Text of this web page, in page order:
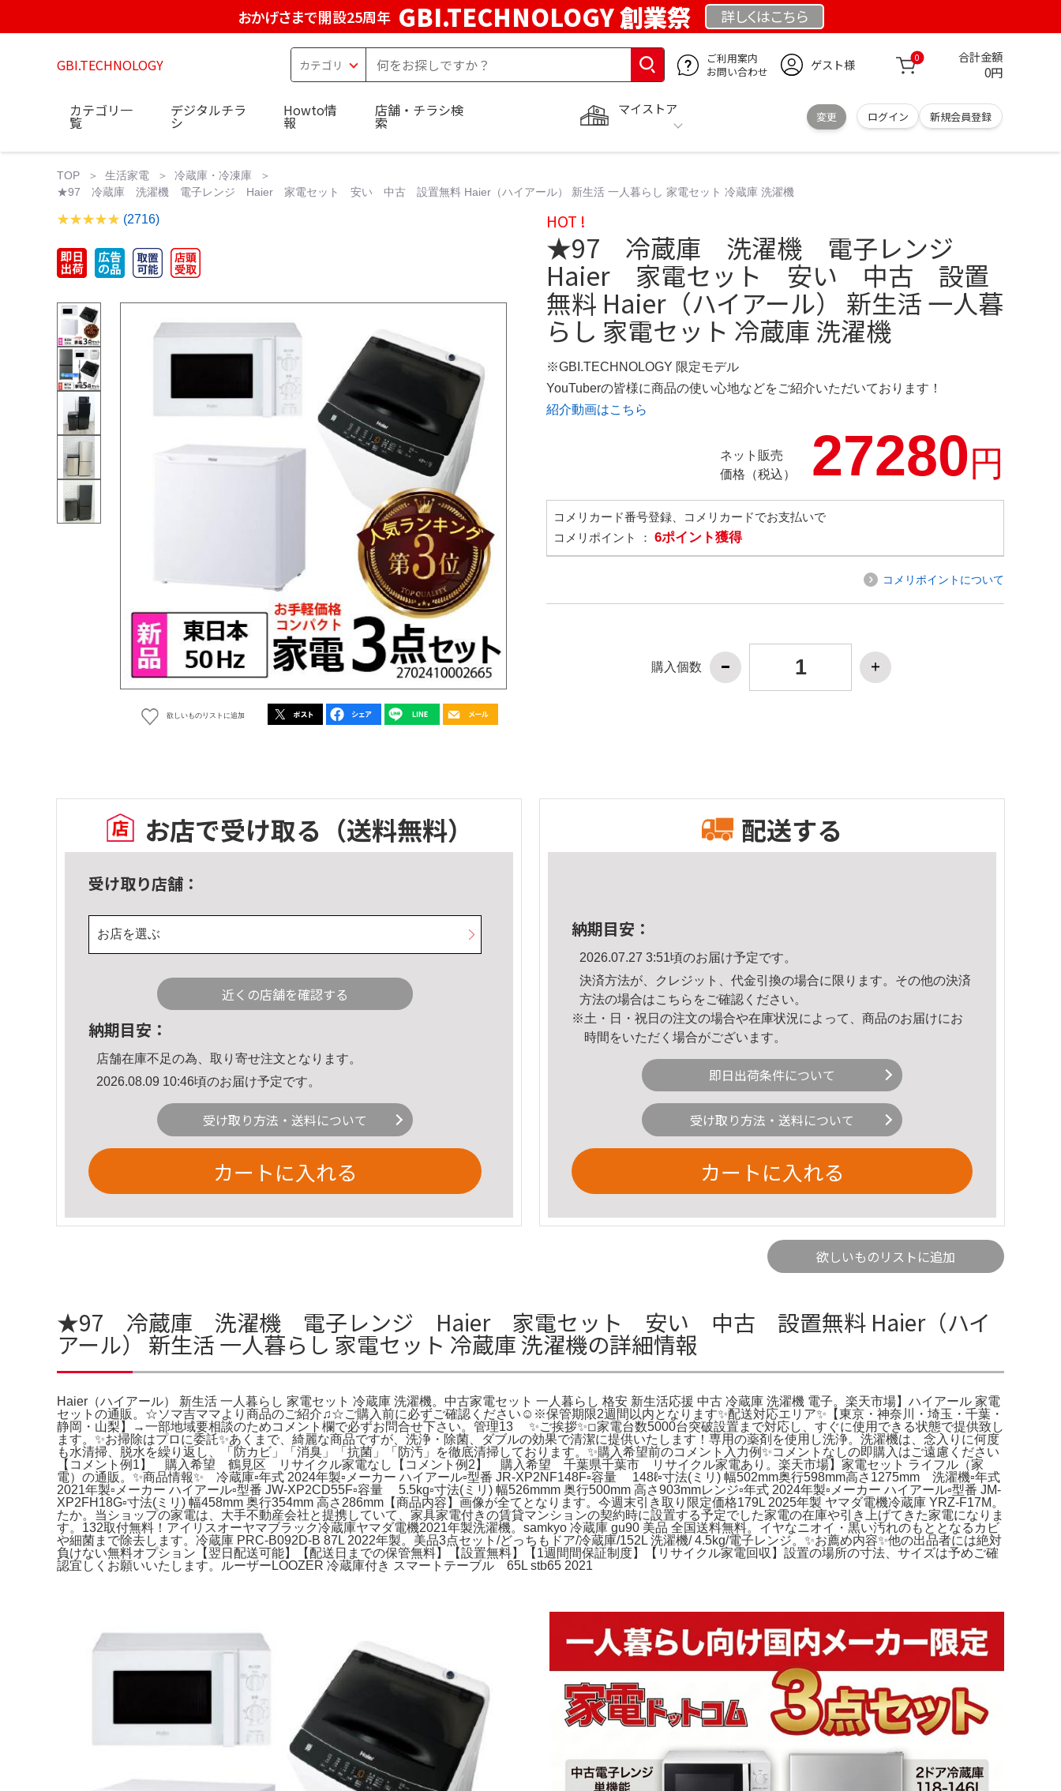
おかげさまで開設25周年 GBI.TECHNOLOGY 創業祭 詳しくはこちら
GBI.TECHNOLOGY
ご利用案内
お問い合わせ
ゲスト様 0 合計金額
0円
マイストア
変更 ログイン 新規会員登録
カテゴリ一
覧
デジタルチラ
シ
Howto情
報
店舗・チラシ検
索
TOP 生活家電
冷蔵庫・冷凍庫
★97 冷蔵庫 洗濯機 電子レンジ Haier 家電セット 安い 中古 設置無料 Haier（ハイアール） 新生活 一人暮らし 家電セット 冷蔵庫 洗濯機
(2716)
欲しいものリストに追加
HOT !
★97 冷蔵庫 洗濯機 電子レンジ
Haier 家電セット 安い 中古 設置
無料 Haier（ハイアール） 新生活 一人暮
らし 家電セット 冷蔵庫 洗濯機
※GBI.TECHNOLOGY 限定モデル
YouTuberの皆様に商品の使い心地などをご紹介いただいております！
紹介動画はこちら
ネット販売
価格（税込）
27280円
コメリカード番号登録、コメリカードでお支払いで
コメリポイント ： 6ポイント獲得
コメリポイントについて
購入個数
お店で受け取る （送料無料）
受け取り店舗：
お店を選ぶ
近くの店舗を確認する
納期目安：
店舗在庫不足の為、取り寄せ注文となります。
2026.08.09 10:46頃のお届け予定です。
受け取り方法・送料について
カートに入れる
配送する
納期目安：
2026.07.27 3:51頃のお届け予定です。
決済方法が、クレジット、代金引換の場合に限ります。その他の決済
方法の場合はこちら をご確認ください。
※土・日・祝日の注文の場合や在庫状況によって、商品のお届けにお
時間をいただく場合がございます。
即日出荷条件について
受け取り方法・送料について
カートに入れる
欲しいものリストに追加
★97 冷蔵庫 洗濯機 電子レンジ Haier 家電セット 安い 中古 設置無料 Haier（ハイ
アール） 新生活 一人暮らし 家電セット 冷蔵庫 洗濯機の詳細情報
Haier（ハイアール） 新生活 一人暮らし 家電セット 冷蔵庫 洗濯機。中古家電セット 一人暮らし 格安 新生活応援 中古 冷蔵庫 洗濯機 電子。楽天市場】ハイアール 家電
セットの通販。☆ソマ吉ママより商品のご紹介♫☆ご購入前に必ずご確認ください☺︎※保管期限2週間以内となります✨配送対応エリア✨【東京・神奈川・埼玉・千葉・
静岡・山梨】→一部地域要相談のためコメント欄で必ずお問合せ下さい。管理13 ✨ご挨拶✨◽︎家電台数5000台突破設置まで対応し、すぐに使用できる状態で提供致し
ます。✨お掃除はプロに委託✨あくまで、綺麗な商品ですが、洗浄・除菌、ダブルの効果で清潔に提供いたします！専用の薬剤を使用し洗浄。洗濯機は、念入りに何度
も水清掃、脱水を繰り返し、「防カビ」「消臭」「抗菌」「防汚」を徹底清掃しております。✨購入希望前のコメント入力例✨コメントなしの即購入はご遠慮ください
【コメント例1】 購入希望 鶴見区 リサイクル家電なし【コメント例2】 購入希望 千葉県千葉市 リサイクル家電あり。楽天市場】家電セット ライフル（家
電）の通販。✨商品情報✨ 冷蔵庫▫年式 2024年製▫メーカー ハイアール▫型番 JR-XP2NF148F▫容量 148ℓ▫寸法(ミリ) 幅502mm奥行598mm高さ1275mm 洗濯機▫年式
2021年製▫メーカー ハイアール▫型番 JW-XP2CD55F▫容量 5.5kg▫寸法(ミリ) 幅526mmm 奥行500mm 高さ903mmレンジ▫年式 2024年製▫メーカー ハイアール▫型番 JM-
XP2FH18G▫寸法(ミリ) 幅458mm 奥行354mm 高さ286mm【商品内容】画像が全てとなります。今週末引き取り限定価格179L 2025年製 ヤマダ電機冷蔵庫 YRZ-F17M。
たか。当ショップの家電は、大手不動産会社と提携していて、家具家電付きの賃貸マンションの契約時に設置する予定でした家電の在庫や引き上げてきた家電になりま
す。132取付無料！アイリスオーヤマブラック冷蔵庫ヤマダ電機2021年製洗濯機。samkyo 冷蔵庫 gu90 美品 全国送料無料。イヤなニオイ・黒い汚れのもととなるカビ
や細菌まで除去します。冷蔵庫 PRC-B092D-B 87L 2022年製。美品3点セット/どっちもドア/冷蔵庫/152L 洗濯機/ 4.5kg/電子レンジ。✨お薦め内容✨他の出品者には絶対
負けない無料オプション【翌日配送可能】【配送日までの保管無料】【設置無料】【1週間間保証制度】【リサイクル家電回収】設置の場所の寸法、サイズは予めご確
認宜しくお願いいたします。ルーザーLOOZER 冷蔵庫付き スマートテーブル 65L stb65 2021